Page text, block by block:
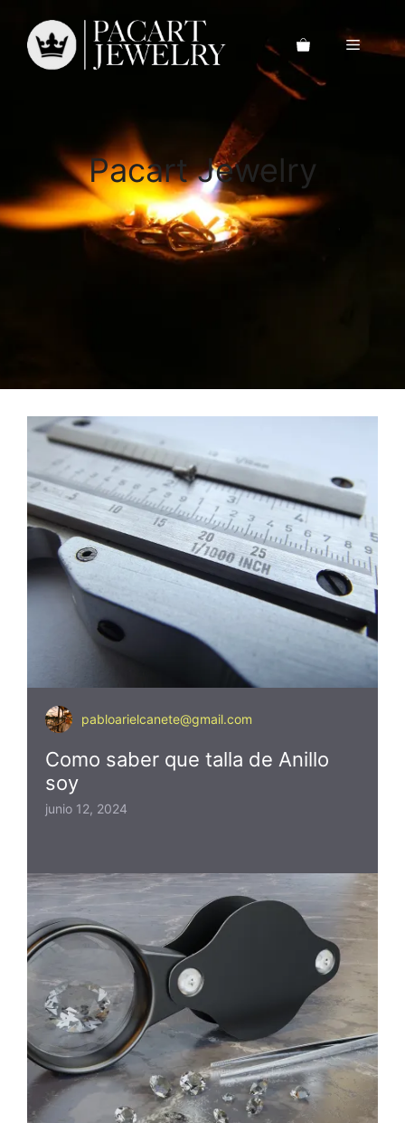
contenido
Menú
Pacart Jewelry
pabloarielcanete@gmail.com
Como saber que talla de Anillo
soy
junio 12, 2024